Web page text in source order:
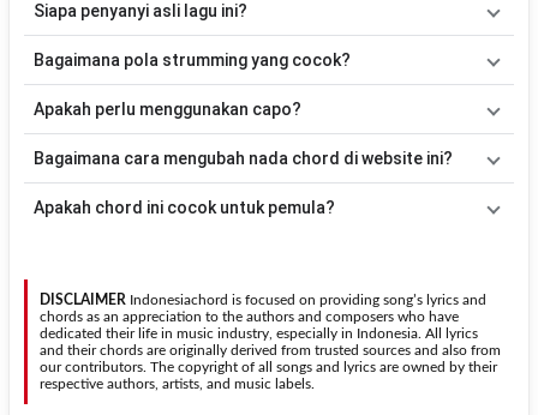
Dm. Versi chord ini telah disederhanakan sehingga lebih mudah
memainkan lagu ini.
Siapa penyanyi asli lagu ini?
Kurama, Natasya Sabella. Pada halaman ini tersedia versi chord
Bagaimana pola strumming yang cocok?
acuan, kamu dapat menggunakan pola
laguPertanda Cinta.
Apakah perlu menggunakan capo?
kunci dasarC. Jika ingin mengikuti nada asli penyanyi, kamu dapat
kebutuhan.
Bagaimana cara mengubah nada chord di website ini?
Transpose (bawah)untuk menurunkan nada. Seluruh chord akan
Apakah chord ini cocok untuk pemula?
dipelajari oleh pemula tanpa menghilangkan struktur dasar lagu.
DISCLAIMER Indonesiachord is focused on providing song’s lyrics and
chords as an appreciation to the authors and composers who have
dedicated their life in music industry, especially in Indonesia. All lyrics
and their chords are originally derived from trusted sources and also from
our contributors. The copyright of all songs and lyrics are owned by their
respective authors, artists, and music labels.